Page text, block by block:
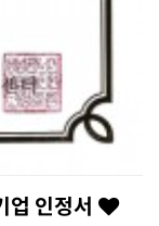
업 인정서